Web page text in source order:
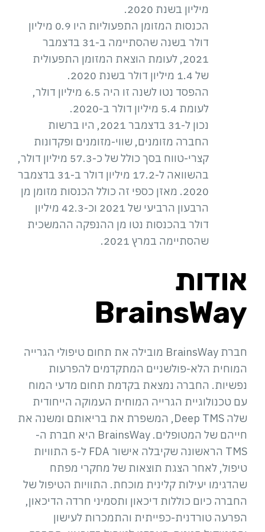
מיליון בשנת 2020.
הכנסות המזומן התפעוליות היו 0.9 מיליון
דולר בשנה שהסתיימה ב-31 בדצמבר
2021, לעומת הוצאת המזומן התפעולית
של 1.4 מיליון דולר בשנת 2020.
ההפסד נטו לשנה זו היה 6.5 מיליון דולר,
לעומת 5.4 מיליון דולר ב-2020.
נכון ל-31 בדצמבר 2021, היו ברשות
החברה מזומנים, שווי-מזומנים ופקדונות
קצרי-טווח בסך כולל של כ-57.3 מיליון דולר,
בהשוואה ל-17.2 מיליון דולר ב-31 בדצמבר
2020. מאזן כספי זה כולל הכנסות מזומן מן
הרבעון הרביעי של 2021 וכ-42.3 מיליון
דולר בהכנסות נטו מן ההנפקה ההמשכית
שהסתיימה במרץ 2021.
אודות
BrainsWay
חברת BrainsWay מובילה את תחום טיפולי הגרייה
המוחית הלא-פולשניים המתקדמים להפרעות
נפשיות. החברה נמצאת בקדמת תחום מדעי המוח
עם טכנולוגיית הגרייה המוחית העמוקה הייחודית
שלה Deep TMS, המשפרת את בריאותם ומשנה את
חייהם של המטופלים. BrainsWay היא חברת ה-
TMS הראשונה שקיבלה אישור FDA ל-5 התוויות
טיפול, לאחר הצגת תוצאות של מחקרי מפתח
שהדגימו יעילות קלינית מוכחת. התוויות הטיפול של
החברה כיום כוללות דיכאון ותסמיני חרדה הדיכאון,
הפרעה טורדנית-כפייתית והתמכרות לעישון